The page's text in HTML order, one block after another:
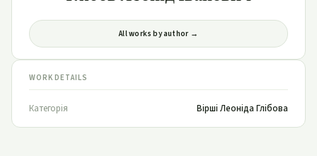
All works by author →
WORK DETAILS
Категорія Вірші Леоніда Глібова